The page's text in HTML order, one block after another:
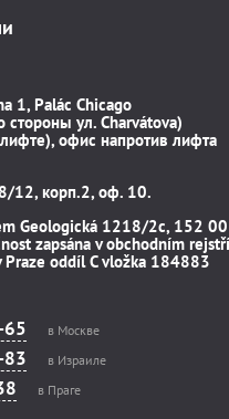
1, Palác Chicago
стороны ул. Charvátova)
офис напротив лифта
12, корп.2, оф. 10.
Geologická 1218/2c, 152
zapsána v obchodním
Praze oddíl C vložka 184883
в Москве
в Израиле
в Праге